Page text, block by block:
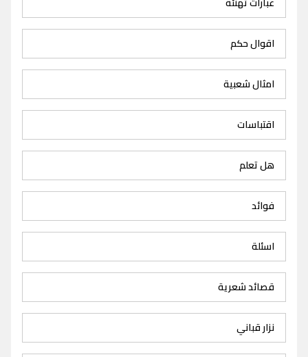
اقوال حكم
امثال شعبية
اقتباسات
هل تعلم
فوائد
اسئلة
قصائد شعرية
نزار قباني